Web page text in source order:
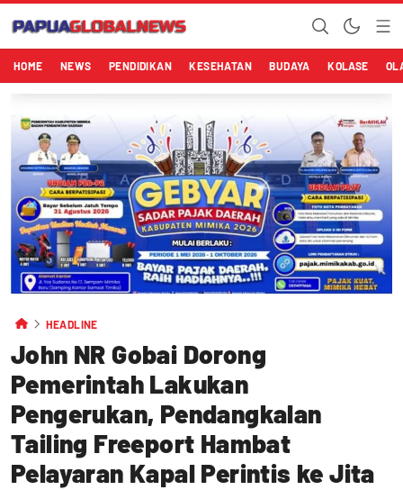
HOME NEWS PENDIDIKAN KESEHATAN BUDAYA KOLASE
HEADLINE
John NR Gobai Dorong
Pemerintah Lakukan
Pengerukan, Pendangkalan
Tailing Freeport Hambat
Pelayaran Kapal Perintis ke Jita